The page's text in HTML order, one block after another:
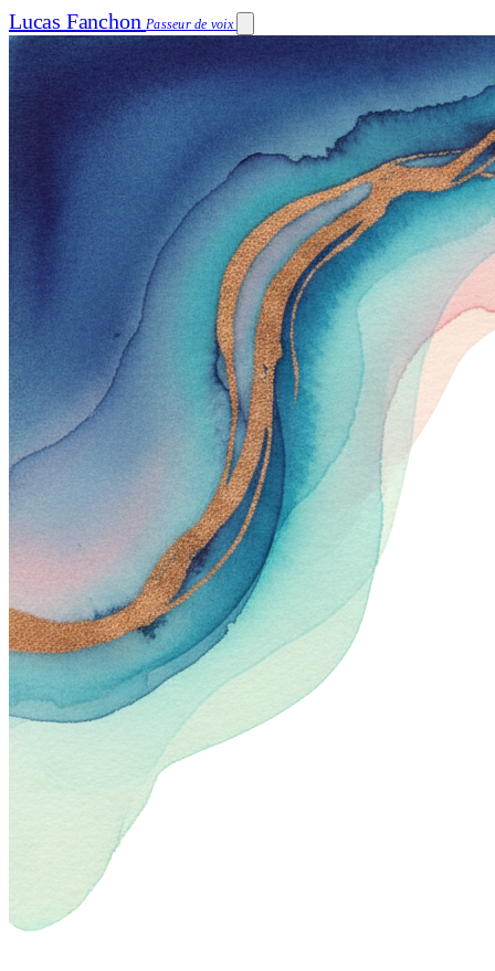
Lucas Fanchon Passeur de voix